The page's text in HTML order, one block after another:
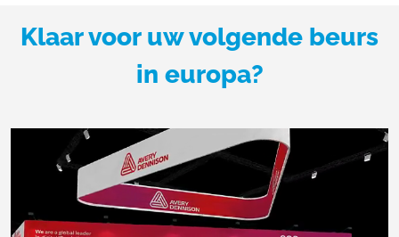
Klaar voor uw volgende beurs
in europa?